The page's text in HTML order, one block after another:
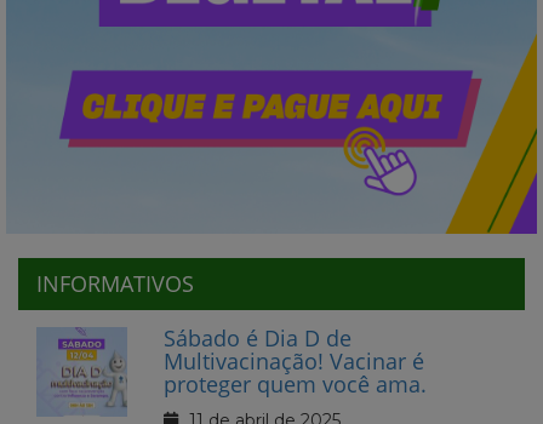
INFORMATIVOS
Sábado é Dia D de
Multivacinação! Vacinar é
proteger quem você ama.